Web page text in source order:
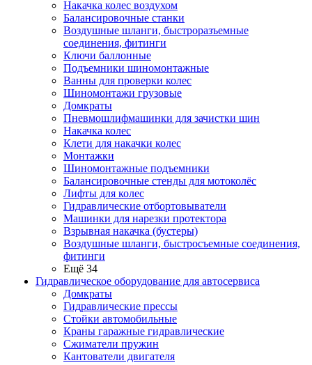
Накачка колес воздухом
Балансировочные станки
Воздушные шланги, быстроразъемные
соединения, фитинги
Ключи баллонные
Подъемники шиномонтажные
Ванны для проверки колес
Шиномонтажи грузовые
Домкраты
Пневмошлифмашинки для зачистки шин
Накачка колес
Клети для накачки колес
Монтажки
Шиномонтажные подъемники
Балансировочные стенды для мотоколёс
Лифты для колес
Гидравлические отбортовыватели
Машинки для нарезки протектора
Взрывная накачка (бустеры)
Воздушные шланги, быстросъемные соединения,
фитинги
Ещё 34
Гидравлическое оборудование для автосервиса
Домкраты
Гидравлические прессы
Стойки автомобильные
Краны гаражные гидравлические
Сжиматели пружин
Кантователи двигателя